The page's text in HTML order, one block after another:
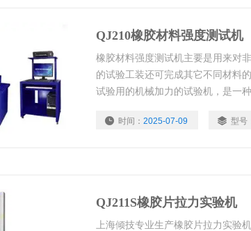
QJ210橡胶材料强度测试机
橡胶材料强度测试机主要是用来对
的试验工装还可完成其它不同材料
试验用的机械加力的试验机，是一
时间： 2025-07-09 型号
QJ211S橡胶片拉力实验机
上海倾技专业生产橡胶片拉力实验